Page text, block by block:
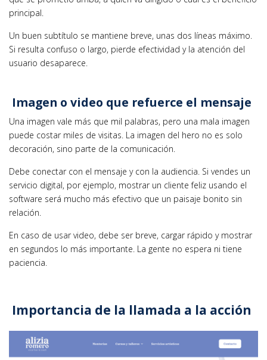
principal.
Un buen subtítulo se mantiene breve, unas dos líneas máximo.
Si resulta confuso o largo, pierde efectividad y la atención del
usuario desaparece.
Imagen o video que refuerce el mensaje
Una imagen vale más que mil palabras, pero una mala imagen
puede costar miles de visitas. La imagen del hero no es solo
decoración, sino parte de la comunicación.
Debe conectar con el mensaje y con la audiencia. Si vendes un
servicio digital, por ejemplo, mostrar un cliente feliz usando el
software será mucho más efectivo que un paisaje bonito sin
relación.
En caso de usar video, debe ser breve, cargar rápido y mostrar
en segundos lo más importante. La gente no espera ni tiene
paciencia.
Importancia de la llamada a la acción